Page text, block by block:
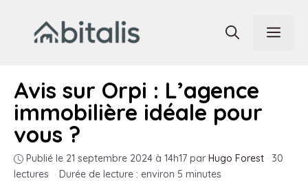
contenu
Avis sur Orpi : L’agence
immobilière idéale pour
vous ?
Publié le 21 septembre 2024 à 14h17 par Hugo Forest · 30
lectures · Durée de lecture : environ 5 minutes